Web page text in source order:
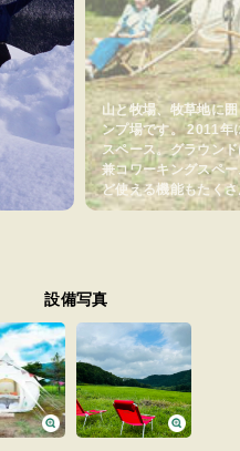
山と牧場、牧草地に
ンプ場です。 2011年
スペース。グラウン
兼コワーキングスペ
ど使える機能もたく
設備写真